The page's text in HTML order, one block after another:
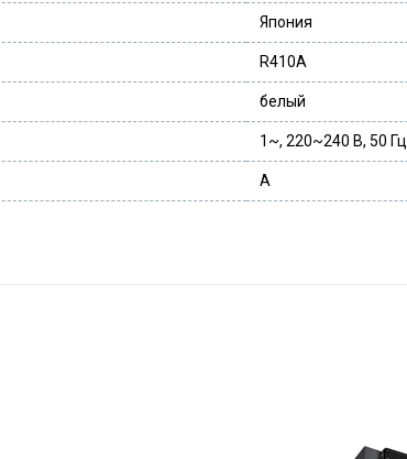
Япония
R410A
белый
1~, 220~240 В, 50 Гц
A